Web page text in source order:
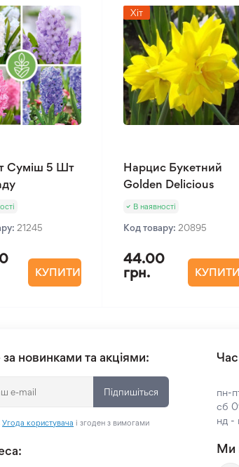
Суміш 5 Шт
21245
КУПИТИ
Хіт
Нарцис Букетний
Golden Delicious
В наявності
Код товару: 20895
44.00
грн.
КУПИТИ
новинками та акціями:
Підпишіться
Угода користувача і згоден з вимогами
пн-
сб
нд -
Ми